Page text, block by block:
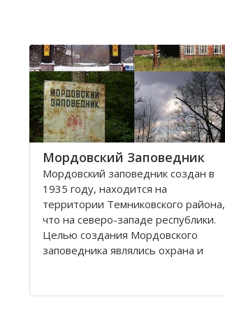
Мордовский Заповедник
Мордовский заповедник создан в
1935 году, находится на
территории Темниковского района,
что на северо-западе республики.
Целью создания Мордовского
заповедника являлись охрана и
еловыми насаждениями,